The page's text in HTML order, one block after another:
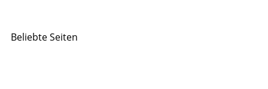
Beliebte Seiten